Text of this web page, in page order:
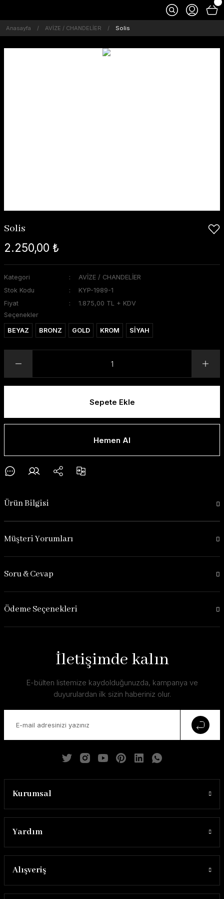
Anasayfa AVİZE / CHANDELİER Solis
Solis
2.250,00 ₺
Kategori
AVİZE / CHANDELİER
Stok Kodu
KYP-1989-1
Fiyat
1.875,00 TL + KDV
Seçenekler
BEYAZ BRONZ GOLD KROM SİYAH
Sepete Ekle
Hemen Al
Ürün Bilgisi
Müşteri Yorumları
Soru & Cevap
Ödeme Seçenekleri
İletişimde kalın
E-bülten listemize kaydolduğunuzda, kampanya ve
duyurulardan ilk sizin haberiniz olur.
Kurumsal
Yardım
Alışveriş